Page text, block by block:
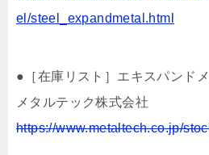
el/steel_expandmetal.html
●［在庫リスト］エキスパンド
メタルテック株式会社
https://www.metaltech.co.jp/